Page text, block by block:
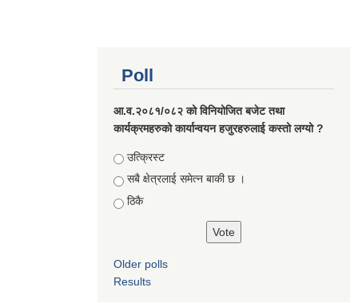
Poll
आ.व.२०८१/०८२ को विनियोजित बजेट तथा
कार्यक्रमहरुको कार्यान्वयन हजुरहरुलाई कस्तो लग्यो ?
Choices
उत्क्रिस्ट
सबै क्षेत्रलाई समेत्न बाकी छ ।
ठिकै
Older polls
Results